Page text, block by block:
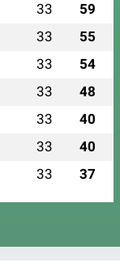
33 59
33 55
33 54
33 48
33 40
33 40
33 37